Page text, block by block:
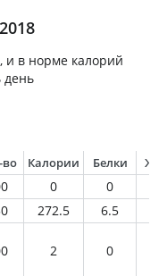
в норме калорий
день
во Калории Белки
0 0
272.5 6.5
2 0